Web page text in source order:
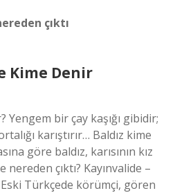
çıktı
Kime Denir
Yengem bir çay kaşığı gibidir;
karıştırır… Baldız kime
göre baldız, karısının kız
çıktı? Kayınvalide –
Türkçede körümçi, gören